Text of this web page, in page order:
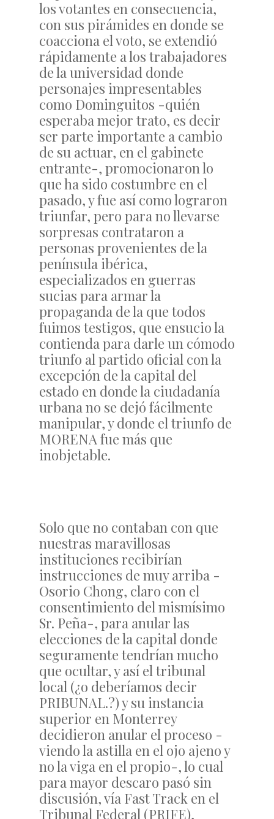
los votantes en consecuencia,
con sus pirámides en donde se
coacciona el voto, se extendió
rápidamente a los trabajadores
de la universidad donde
personajes impresentables
como Dominguitos -quién
esperaba mejor trato, es decir
ser parte importante a cambio
de su actuar, en el gabinete
entrante-, promocionaron lo
que ha sido costumbre en el
pasado, y fue así como lograron
triunfar, pero para no llevarse
sorpresas contrataron a
personas provenientes de la
península ibérica,
especializados en guerras
sucias para armar la
propaganda de la que todos
fuimos testigos, que ensucio la
contienda para darle un cómodo
triunfo al partido oficial con la
excepción de la capital del
estado en donde la ciudadanía
urbana no se dejó fácilmente
manipular, y donde el triunfo de
MORENA fue más que
inobjetable.
Solo que no contaban con que
nuestras maravillosas
instituciones recibirían
instrucciones de muy arriba -
Osorio Chong, claro con el
consentimiento del mismísimo
Sr. Peña-, para anular las
elecciones de la capital donde
seguramente tendrían mucho
que ocultar, y así el tribunal
local (¿o deberíamos decir
PRIBUNAL.?) y su instancia
superior en Monterrey
decidieron anular el proceso -
viendo la astilla en el ojo ajeno y
no la viga en el propio-, lo cual
para mayor descaro pasó sin
discusión, vía Fast Track en el
Tribunal Federal (PRIFE),